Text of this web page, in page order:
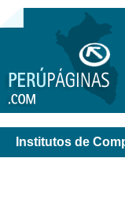
Institutos de